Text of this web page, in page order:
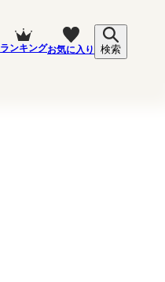
ランキングお気に入り 検索